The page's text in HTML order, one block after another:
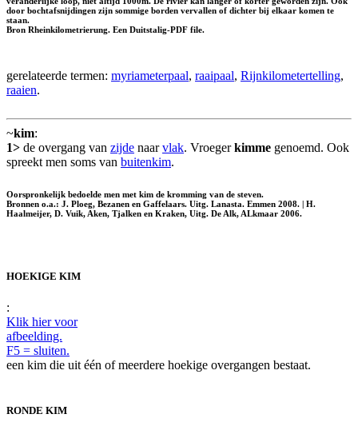
door bochtafsnijdingen zijn sommige borden vervallen of dichter bij elkaar komen te
staan.
Bron Rheinkilometrierung. Een Duitstalig-PDF file.
gerelateerde termen: myriameterpaal, raaipaal, Rijnkilometertelling,
raaien.
~kim:
1> de overgang van zijde naarvlak. Vroegerkimme genoemd. Ook
spreekt men soms van buitenkim.
Oorspronkelijk bedoelde men met kim de kromming van de steven.
Bronnen o.a.: J. Ploeg, Bezanen en Gaffelaars. Uitg. Lanasta. Emmen 2008. | H.
Haalmeijer, D. Vuik, Aken, Tjalken en Kraken, Uitg. De Alk, ALkmaar 2006.
HOEKIGE KIM
:
Klik hier voor
afbeelding.
F5 = sluiten.
een kim die uit één of meerdere hoekige overgangen bestaat.
RONDE KIM